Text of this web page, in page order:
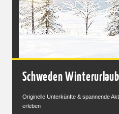
Schweden Winterurlaub
Originelle Unterkünfte & spannende
erleben